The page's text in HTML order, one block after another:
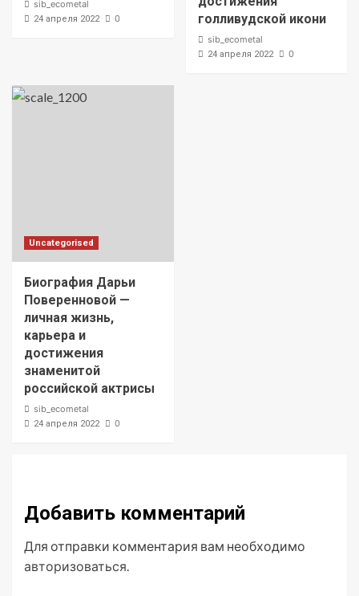
sib_ecometal
24 апреля 2022 0
голливудской икони
sib_ecometal
24 апреля 2022 0
Uncategorised
Биография Дарьи
Поверенновой —
личная жизнь,
карьера и
достижения
знаменитой
российской актрисы
sib_ecometal
24 апреля 2022 0
Добавить комментарий
Для отправки комментария вам необходимо
авторизоваться.